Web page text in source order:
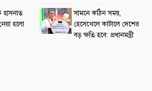
হাসনাত
হলো
সামনে কঠিন সময়,
হেসেখেলে কাটালে দেশের
বড় ক্ষতি হবে: প্রধানমন্ত্রী